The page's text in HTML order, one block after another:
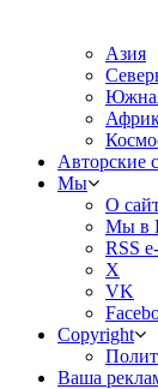
Азия
Авторские
Мы
О
Мы в
RSS
X
VK
Copyright
Ваша